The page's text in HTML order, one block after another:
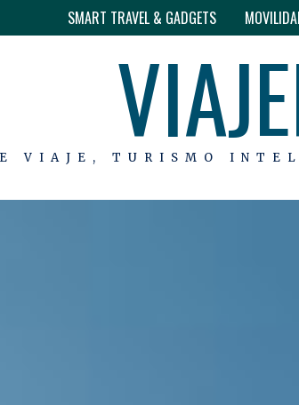
SMART TRAVEL & GADGETS
VIAJE, TURISMO